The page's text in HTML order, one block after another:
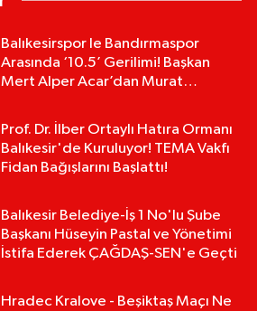
Balıkesirspor le Bandırmaspor
Arasında ‘10.5’ Gerilimi! Başkan
Mert Alper Acar’dan Murat
Prof. Dr. İlber Ortaylı Hatıra Ormanı
Balıkesir'de Kuruluyor! TEMA Vakfı
Fidan Bağışlarını Başlattı!
Balıkesir Belediye-İş 1 No'lu Şube
Başkanı Hüseyin Pastal ve Yönetimi
İstifa Ederek ÇAĞDAŞ-SEN'e Geçti
Hradec Kralove - Beşiktaş Maçı Ne